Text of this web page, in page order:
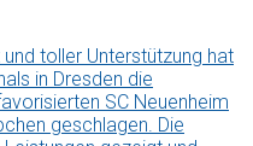
toller Unterstützung hat
in Dresden die
SC Neuenheim
geschlagen. Die